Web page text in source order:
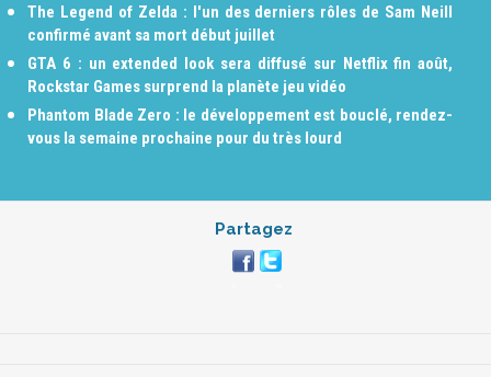
The Legend of Zelda : l'un des derniers rôles de Sam Neill
confirmé avant sa mort début juillet
GTA 6 : un extended look sera diffusé sur Netflix fin août,
Rockstar Games surprend la planète jeu vidéo
Phantom Blade Zero : le développement est bouclé, rendez-
vous la semaine prochaine pour du très lourd
Partagez